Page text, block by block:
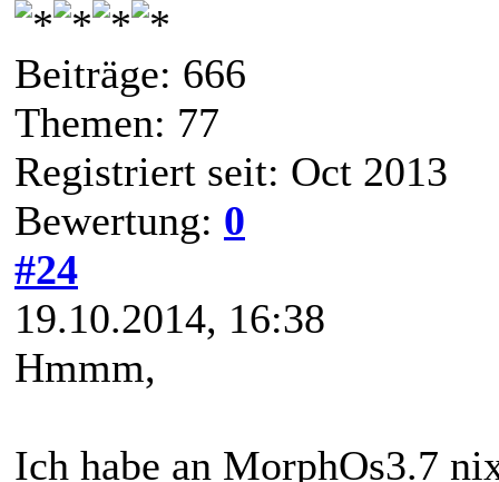
Beiträge: 666
Themen: 77
Registriert seit: Oct 2013
Bewertung: 0
#24
19.10.2014, 16:38
Hmmm,
Ich habe an MorphOs3.7